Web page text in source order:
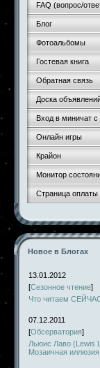
FAQ (вопрос/
Блог
Фотоальбомы
Гостевая книга
Обратная связь
Доска
Вход в миничат
Онлайн игры
Крайон
Монитор
Страница оплаты
Новое в Блогах
13.01.2012
[Сезонное чтение]
Что читаем
07.12.2011
[Обсерватория]
Льюис Лаво (Lewis
Мозаичная иллюзия